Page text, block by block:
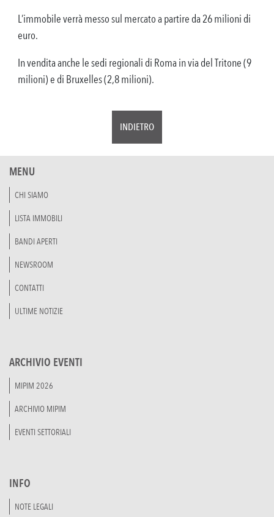
L’immobile verrà messo sul mercato a partire da 26 milioni di
euro.
In vendita anche le sedi regionali di Roma in via del Tritone (9
milioni) e di Bruxelles (2,8 milioni).
INDIETRO
MENU
CHI SIAMO
LISTA IMMOBILI
BANDI APERTI
NEWSROOM
CONTATTI
ULTIME NOTIZIE
ARCHIVIO EVENTI
MIPIM 2026
ARCHIVIO MIPIM
EVENTI SETTORIALI
INFO
NOTE LEGALI